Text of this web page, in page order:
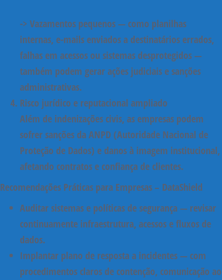
-> Vazamentos pequenos— como planilhas
internas, e-mails enviados a destinatários errados,
falhas em acessos ou sistemas desprotegidos —
também podem gerar ações judiciais e sanções
administrativas.
Risco jurídico e reputacional ampliado
Além de indenizações civis, as empresas podem
sofrersanções da ANPD (Autoridade Nacional de
Proteção de Dados) e danos à imagem institucional,
afetando contratos e confiança de clientes.
Recomendações Práticas para Empresas – DataShield
Auditar sistemas e políticas de segurança— revisar
continuamente infraestrutura, acessos e fluxos de
dados.
Implantar plano de resposta a incidentes— com
procedimentos claros de contenção, comunicação ao